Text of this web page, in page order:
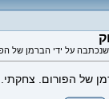
על ידי הברמן של
של הפורום.